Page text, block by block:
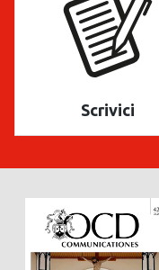
Scrivici